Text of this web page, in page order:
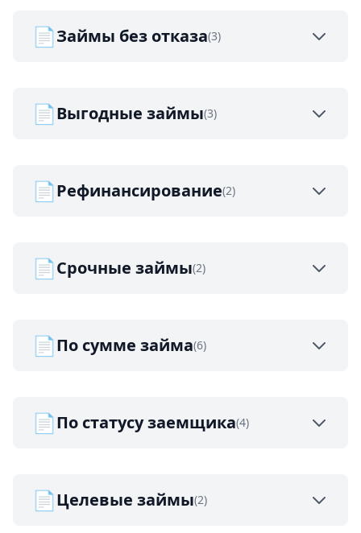
📄Займы без отказа(3)
📄Выгодные займы(3)
📄Рефинансирование(2)
📄Срочные займы(2)
📄По сумме займа(6)
📄По статусу заемщика(4)
📄Целевые займы(2)